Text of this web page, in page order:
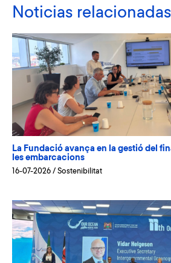
Noticias relacionadas
La Fundació avança en la gestió del
les embarcacions
16-07-2026 / Sostenibilitat